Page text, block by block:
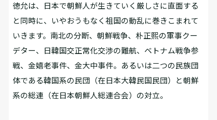
徳允は、日本で朝鮮人が生きていく厳しさに直面する
と同時に、いやおうもなく祖国の動乱に巻きこまれて
いきます。南北の分断、朝鮮戦争、朴正熙の軍事クー
デター、日韓国交正常化交渉の難航、ベトナム戦争参
戦、金嬉老事件、金大中事件。あるいは二つの民族団
体である韓国系の民団（在日本大韓民国民団）と朝鮮
系の総連（在日本朝鮮人総連合会）の対立。